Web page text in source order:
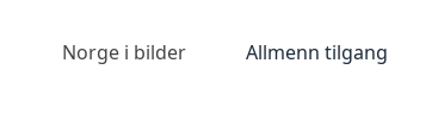
Norge i bilder Allmenn tilgang